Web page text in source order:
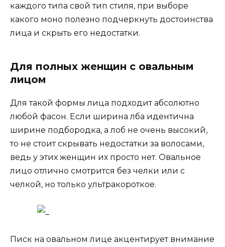
каждого типа свой тип стиля, при выборе
какого моно полезно подчеркнуть достоинства
лица и скрыть его недостатки.
Для полных женщин с овальным
лицом
Для такой формы лица подходит абсолютно
любой фасон. Если ширина лба идентична
ширине подбородка, а лоб не очень высокий,
то не стоит скрывать недостатки за волосами,
ведь у этих женщин их просто нет. Овальное
лицо отлично смотрится без челки или с
челкой, но только ультракороткое.
Писк на овальном лице акцентирует внимание